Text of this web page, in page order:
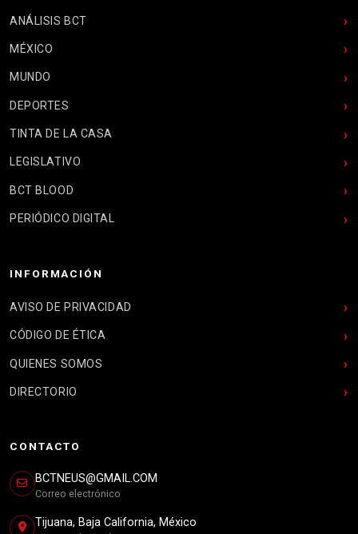
ANÁLISIS BCT
MÉXICO
MUNDO
DEPORTES
TINTA DE LA CASA
LEGISLATIVO
BCT BLOOD
PERIÓDICO DIGITAL
INFORMACIÓN
AVISO DE PRIVACIDAD
CÓDIGO DE ÉTICA
QUIENES SOMOS
DIRECTORIO
CONTACTO
BCTNEUS@GMAIL.COM
Correo electrónico
Tijuana, Baja California, México